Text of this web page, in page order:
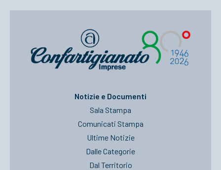
Notizie e Documenti
Sala Stampa
Comunicati Stampa
Ultime Notizie
Dalle Categorie
Dal Territorio